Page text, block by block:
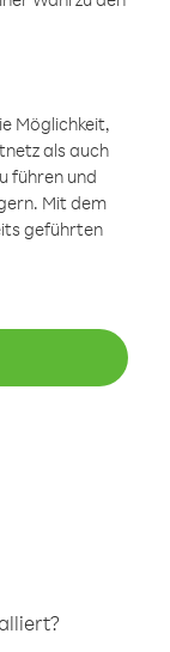
Möglichkeit,
als auch
führen und
Mit dem
geführten